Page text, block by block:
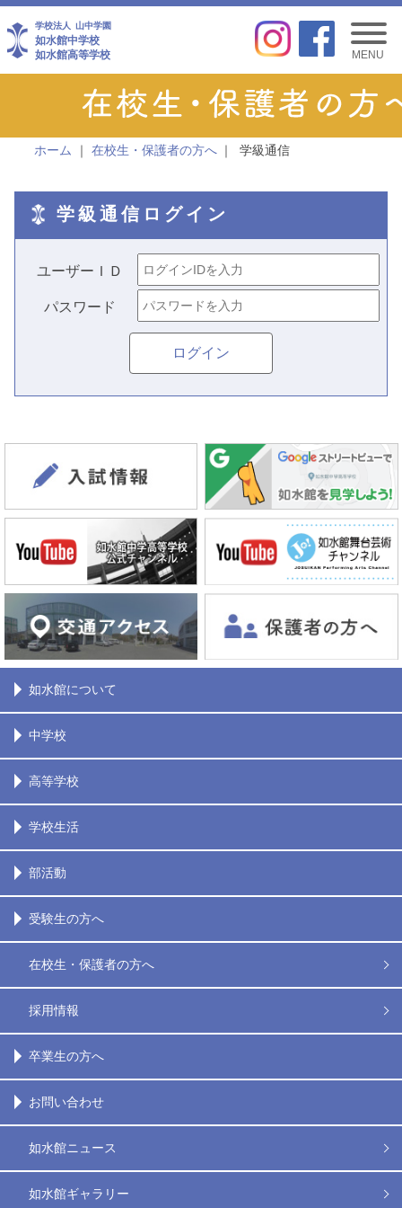
学校法人 山中学園
如水館中学校
如水館高等学校
MENU
ホーム 在校生・保護者の方へ 学級通信
学級通信ログイン
ユーザーＩＤ
パスワード
ログイン
如水館について
中学校
高等学校
学校生活
部活動
受験生の方へ
在校生・保護者の方へ
採用情報
卒業生の方へ
お問い合わせ
如水館ニュース
如水館ギャラリー